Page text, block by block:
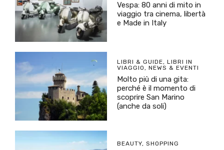
Vespa: 80 anni di mito in
viaggio tra cinema, libertà
e Made in Italy
LIBRI & GUIDE, LIBRI IN
VIAGGIO, NEWS & EVENTI
Molto più di una gita:
perché è il momento di
scoprire San Marino
(anche da soli)
BEAUTY, SHOPPING